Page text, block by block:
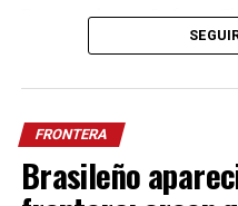
De acuerdo con Defensa
relevamiento, una de las
los daños,dos viviendas
destruidas como
tornado.
En ese sentido, las
FRONTERA
Brasileño